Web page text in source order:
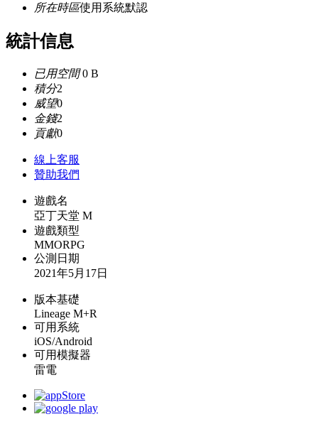
所在時區使用系統默認
統計信息
已用空間0 B
積分2
威望0
金錢2
貢獻0
線上客服
贊助我們
遊戲名
亞丁天堂 M
遊戲類型
MMORPG
公測日期
2021年5月17日
版本基礎
Lineage M+R
可用系統
iOS/Android
可用模擬器
雷電